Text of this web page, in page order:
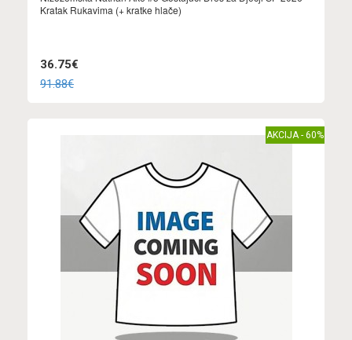
Kratak Rukavima (+ kratke hlače)
36.75€
91.88€
AKCIJA - 60%